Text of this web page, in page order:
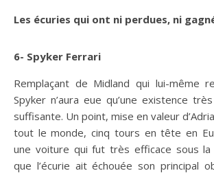
Les écuries qui ont ni perdues, ni
6- Spyker Ferrari
Remplaçant de Midland qui lui-même
Spyker n’aura eue qu’une existence
suffisante. Un point, mise en valeur
tout le monde, cinq tours en tête en
une voiture qui fut très efficace sous la
que l’écurie ait échouée son principal